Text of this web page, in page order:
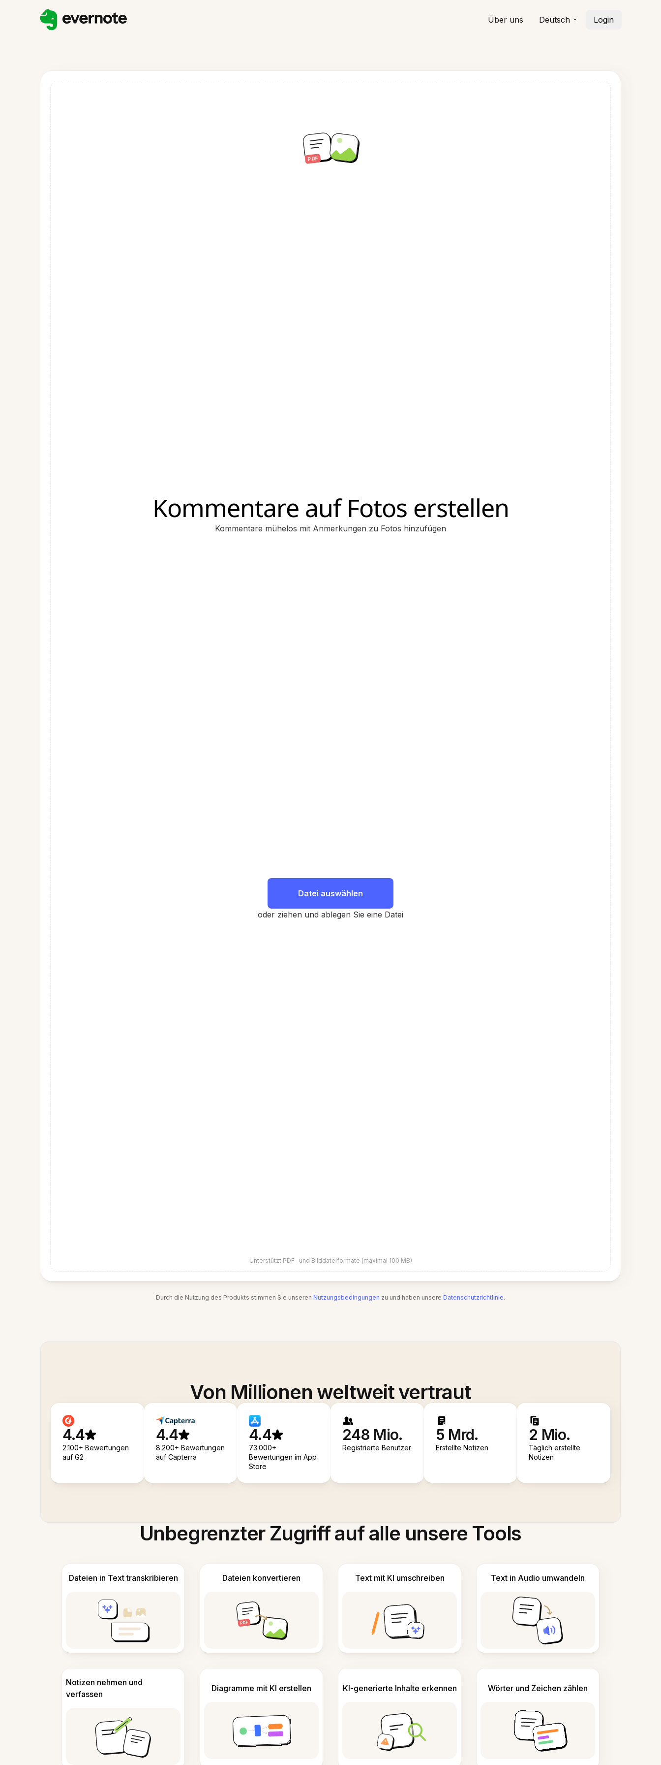
Über uns Deutsch Login
Kommentare auf Fotos erstellen
Kommentare mühelos mit Anmerkungen zu Fotos hinzufügen
Datei auswählen
oder ziehen und ablegen Sie eine Datei
Unterstützt PDF- und Bilddateiformate (maximal 100 MB)
Durch die Nutzung des Produkts stimmen Sie unseren Nutzungsbedingungen zu und haben unsere Datenschutzrichtlinie.
Von Millionen weltweit vertraut
4.4
2.100+ Bewertungen
auf G2
4.4
8.200+ Bewertungen
auf Capterra
4.4
73.000+
Bewertungen im App
Store
248 Mio.
Registrierte Benutzer
5 Mrd.
Erstellte Notizen
2 Mio.
Täglich erstellte
Notizen
Unbegrenzter Zugriff auf alle unsere Tools
Dateien in Text transkribieren Dateien konvertieren Text mit KI umschreiben Text in Audio umwandeln
Notizen nehmen und
verfassen
Diagramme mit KI erstellen KI-generierte Inhalte erkennen Wörter und Zeichen zählen